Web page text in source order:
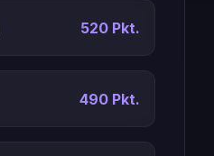
520 Pkt.
490 Pkt.